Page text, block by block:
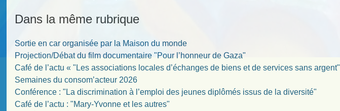
Dans la même rubrique
Sortie en car organisée par la Maison du monde
Projection/Débat du film documentaire "Pour l’honneur de Gaza"
Café de l’actu « "Les associations locales d’échanges de biens et de services sans argent"
Semaines du consom’acteur 2026
Conférence : "La discrimination à l’emploi des jeunes diplômés issus de la diversité"
Café de l’actu : "Mary-Yvonne et les autres"